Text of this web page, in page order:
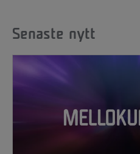
Senaste nytt